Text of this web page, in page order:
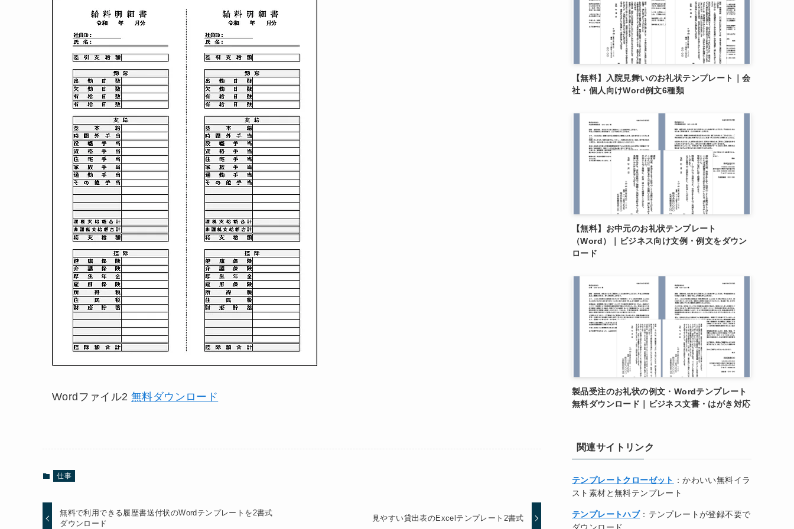
Wordファイル2 無料ダウンロード
仕事
無料で利用できる履歴書送付状のWordテンプレートを2書式
ダウンロード
見やすい貸出表のExcelテンプレート2書式
【無料】入院見舞いのお礼状テンプレート｜会
社・個人向けWord例文6種類
【無料】お中元のお礼状テンプレート
（Word）｜ビジネス向け文例・例文をダウン
ロード
製品受注のお礼状の例文・Wordテンプレート
無料ダウンロード｜ビジネス文書・はがき対応
関連サイトリンク
テンプレートクローゼット ：かわいい無料イラ
スト素材と無料テンプレート
テンプレートハブ：テンプレートが登録不要で